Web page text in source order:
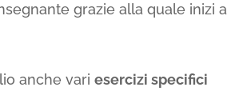
grazie alla quale inizi a
anche vari esercizi specifici